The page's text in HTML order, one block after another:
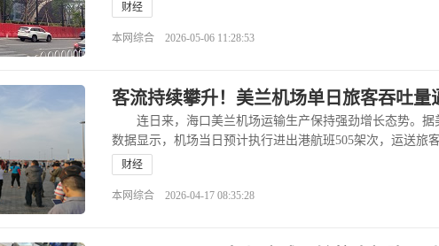
财经
本网综合 2026-05-06 11:28:53
客流持续攀升！美兰机场单日旅客吞吐量
连日来，海口美兰机场运输生产保持强劲增长态势。据
数据显示，机场当日预计执行进出港航班505架次，运送
财经
本网综合 2026-04-17 08:35:28